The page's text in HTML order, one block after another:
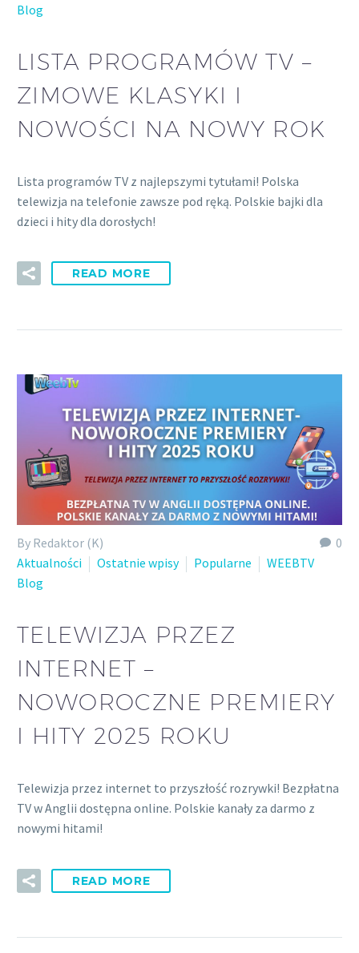
Blog
LISTA PROGRAMÓW TV –
ZIMOWE KLASYKI I
NOWOŚCI NA NOWY ROK
Lista programów TV z najlepszymi tytułami! Polska
telewizja na telefonie zawsze pod ręką. Polskie bajki dla
dzieci i hity dla dorosłych!
READ MORE
0
By Redaktor (K)
Aktualności
Ostatnie wpisy Popularne
WEEBTV
Blog
TELEWIZJA PRZEZ
INTERNET –
NOWOROCZNE PREMIERY
I HITY 2025 ROKU
Telewizja przez internet to przyszłość rozrywki! Bezpłatna
TV w Anglii dostępna online. Polskie kanały za darmo z
nowymi hitami!
READ MORE